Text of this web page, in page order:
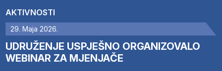
AKTIVNOSTI
29. Maja 2026.
UDRUŽENJE USPJEŠNO ORGANIZOVALO
WEBINAR ZA MJENJAČE